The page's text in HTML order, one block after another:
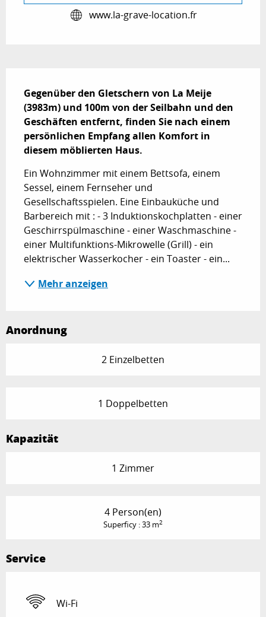
www.la-grave-location.fr
Gegenüber den Gletschern von La Meije
(3983m) und 100m von der Seilbahn und den
Geschäften entfernt, finden Sie nach einem
persönlichen Empfang allen Komfort in
diesem möblierten Haus.
Ein Wohnzimmer mit einem Bettsofa, einem
Sessel, einem Fernseher und
Gesellschaftsspielen. Eine Einbauküche und
Barbereich mit : - 3 Induktionskochplatten - einer
Geschirrspülmaschine - einer Waschmaschine -
einer Multifunktions-Mikrowelle (Grill) - ein
elektrischer Wasserkocher - ein Toaster - ein...
Mehr anzeigen
Anordnung
2 Einzelbetten
1 Doppelbetten
Kapazität
1 Zimmer
4 Person(en)
Superficy : 33 m2
Service
Wi-Fi